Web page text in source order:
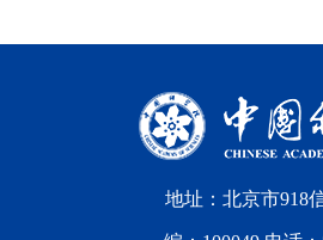
地址：北京市918